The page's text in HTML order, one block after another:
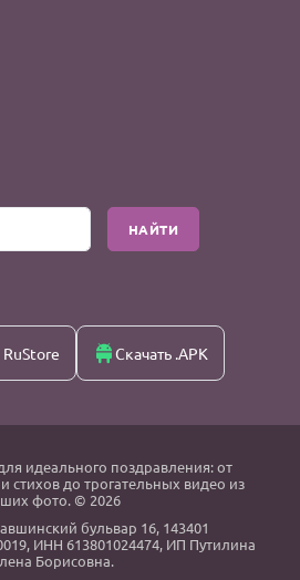
НАЙТИ
Скачать .APK
идеального поздравления: от
стихов до трогательных видео из
фото. © 2026
бульвар 16, 143401
ИНН 613801024474, ИП Путилина
Борисовна.